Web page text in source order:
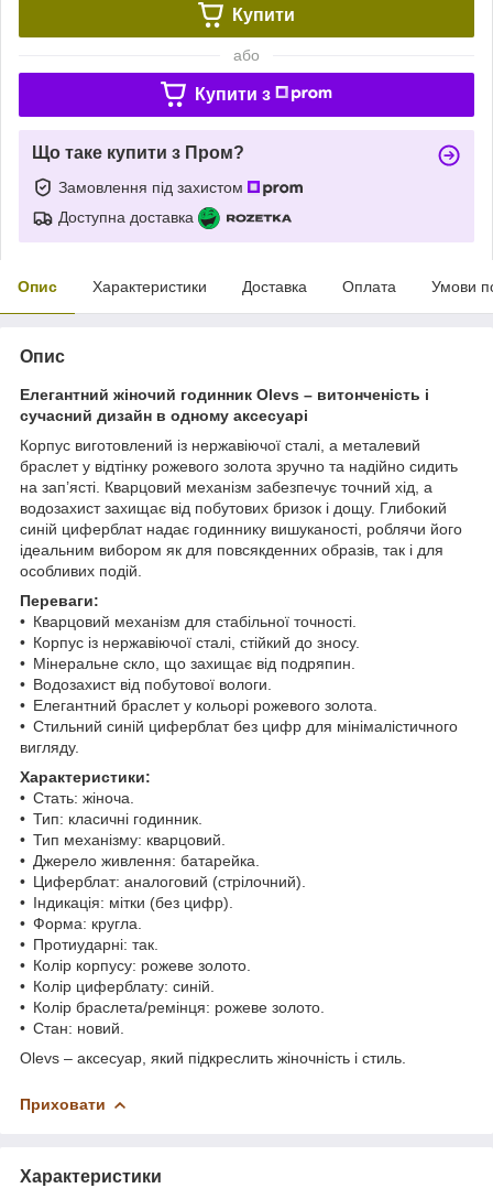
Купити
або
Купити з
Що таке купити з Пром?
Замовлення під захистом
Доступна доставка
Опис Характеристики Доставка Оплата Умови
Опис
Елегантний жіночий годинник Olevs – витонченість і
сучасний дизайн в одному аксесуарі
Корпус виготовлений із нержавіючої сталі, а металевий
браслет у відтінку рожевого золота зручно та надійно сидить
на зап’ясті. Кварцовий механізм забезпечує точний хід, а
водозахист захищає від побутових бризок і дощу. Глибокий
синій циферблат надає годиннику вишуканості, роблячи його
ідеальним вибором як для повсякденних образів, так і для
особливих подій.
Переваги:
• Кварцовий механізм для стабільної точності.
• Корпус із нержавіючої сталі, стійкий до зносу.
• Мінеральне скло, що захищає від подряпин.
• Водозахист від побутової вологи.
• Елегантний браслет у кольорі рожевого золота.
• Стильний синій циферблат без цифр для мінімалістичного
вигляду.
Характеристики:
• Стать: жіноча.
• Тип: класичні годинник.
• Тип механізму: кварцовий.
• Джерело живлення: батарейка.
• Циферблат: аналоговий (стрілочний).
• Індикація: мітки (без цифр).
• Форма: кругла.
• Протиударні: так.
• Колір корпусу: рожеве золото.
• Колір циферблату: синій.
• Колір браслета/ремінця: рожеве золото.
• Стан: новий.
Olevs – аксесуар, який підкреслить жіночність і стиль.
Приховати
Характеристики